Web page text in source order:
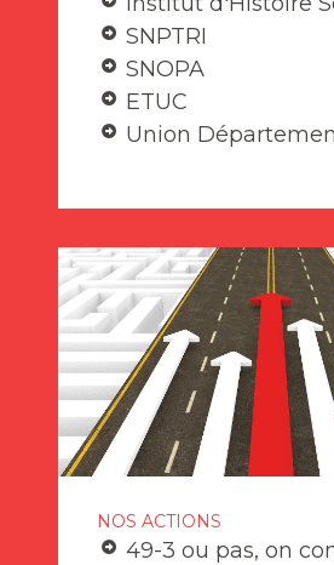
SNPTRI
SNOPA
ETUC
Union
NOS ACTIONS
49-3 ou pas, on